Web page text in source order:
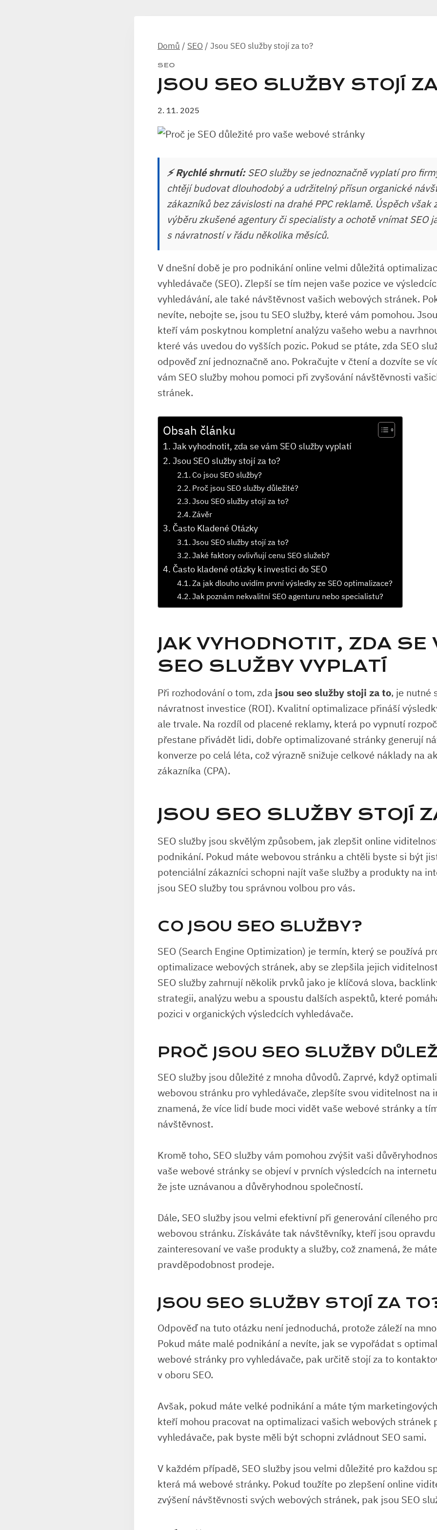
Domů / SEO / Jsou SEO služby stojí za to?
SEO
JSOU SEO SLUŽBY STOJÍ
2. 11. 2025
⚡ Rychlé shrnutí:SEO služby se jednoznačně vyplatí pro
chtějí budovat dlouhodobý a udržitelný přísun organické
zákazníků bez závislosti na drahé PPC reklamě. Úspěch však
výběru zkušené agentury či specialisty a ochotě vnímat SEO
s návratností v řádu několika měsíců.
V dnešní době je pro podnikání online velmi důležitá
vyhledávače (SEO). Zlepší se tím nejen vaše pozice ve
vyhledávání, ale také návštěvnost vašich webových stránek.
nevíte, nebojte se, jsou tu SEO služby, které vám pomohou.
kteří vám poskytnou kompletní analýzu vašeho webu a
které vás uvedou do vyšších pozic. Pokud se ptáte, zda SEO
odpověď zní jednoznačně ano. Pokračujte v čtení a dozvíte se
vám SEO služby mohou pomoci při zvyšování návštěvnosti
stránek.
Obsah článku
Jak vyhodnotit, zda se vám SEO služby vyplatí
Jsou SEO služby stojí za to?
Co jsou SEO služby?
Proč jsou SEO služby důležité?
Jsou SEO služby stojí za to?
Závěr
Často Kladené Otázky
Jsou SEO služby stojí za to?
Jaké faktory ovlivňují cenu SEO služeb?
Často kladené otázky k investici do SEO
Za jak dlouho uvidím první výsledky ze SEO optimalizace?
Jak poznám nekvalitní SEO agenturu nebo specialistu?
JAK VYHODNOTIT, ZDA SE
SEO SLUŽBY VYPLATÍ
Při rozhodování o tom, zda jsou seo služby stoji za to, je nutné
návratnost investice (ROI). Kvalitní optimalizace přináší
ale trvale. Na rozdíl od placené reklamy, která po vypnutí
přestane přivádět lidi, dobře optimalizované stránky generují
konverze po celá léta, což výrazně snižuje celkové náklady na
zákazníka (CPA).
JSOU SEO SLUŽBY STOJÍ
SEO služby jsou skvělým způsobem, jak zlepšit online
podnikání. Pokud máte webovou stránku a chtěli byste si být
potenciální zákazníci schopni najít vaše služby a produkty na
jsou SEO služby tou správnou volbou pro vás.
CO JSOU SEO SLUŽBY?
SEO (Search Engine Optimization) je termín, který se používá
optimalizace webových stránek, aby se zlepšila jejich
SEO služby zahrnují několik prvků jako je klíčová slova,
strategii, analýzu webu a spoustu dalších aspektů, které
pozici v organických výsledcích vyhledávače.
PROČ JSOU SEO SLUŽBY
SEO služby jsou důležité z mnoha důvodů. Zaprvé, když
webovou stránku pro vyhledávače, zlepšíte svou viditelnost na
znamená, že více lidí bude moci vidět vaše webové stránky a
návštěvnost.
Kromě toho, SEO služby vám pomohou zvýšit vaši
vaše webové stránky se objeví v prvních výsledcích na
že jste uznávanou a důvěryhodnou společností.
Dále, SEO služby jsou velmi efektivní při generování cíleného
webovou stránku. Získáváte tak návštěvníky, kteří jsou opravdu
zainteresovaní ve vaše produkty a služby, což znamená, že
pravděpodobnost prodeje.
JSOU SEO SLUŽBY STOJÍ ZA
Odpověď na tuto otázku není jednoduchá, protože záleží na
Pokud máte malé podnikání a nevíte, jak se vypořádat s
webové stránky pro vyhledávače, pak určitě stojí za to
v oboru SEO.
Avšak, pokud máte velké podnikání a máte tým
kteří mohou pracovat na optimalizaci vašich webových stránek
vyhledávače, pak byste měli být schopni zvládnout SEO sami.
V každém případě, SEO služby jsou velmi důležité pro každou
která má webové stránky. Pokud toužíte po zlepšení online
zvýšení návštěvnosti svých webových stránek, pak jsou SEO